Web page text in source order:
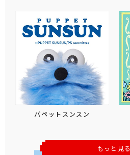
パペットスンスン
もっと見る